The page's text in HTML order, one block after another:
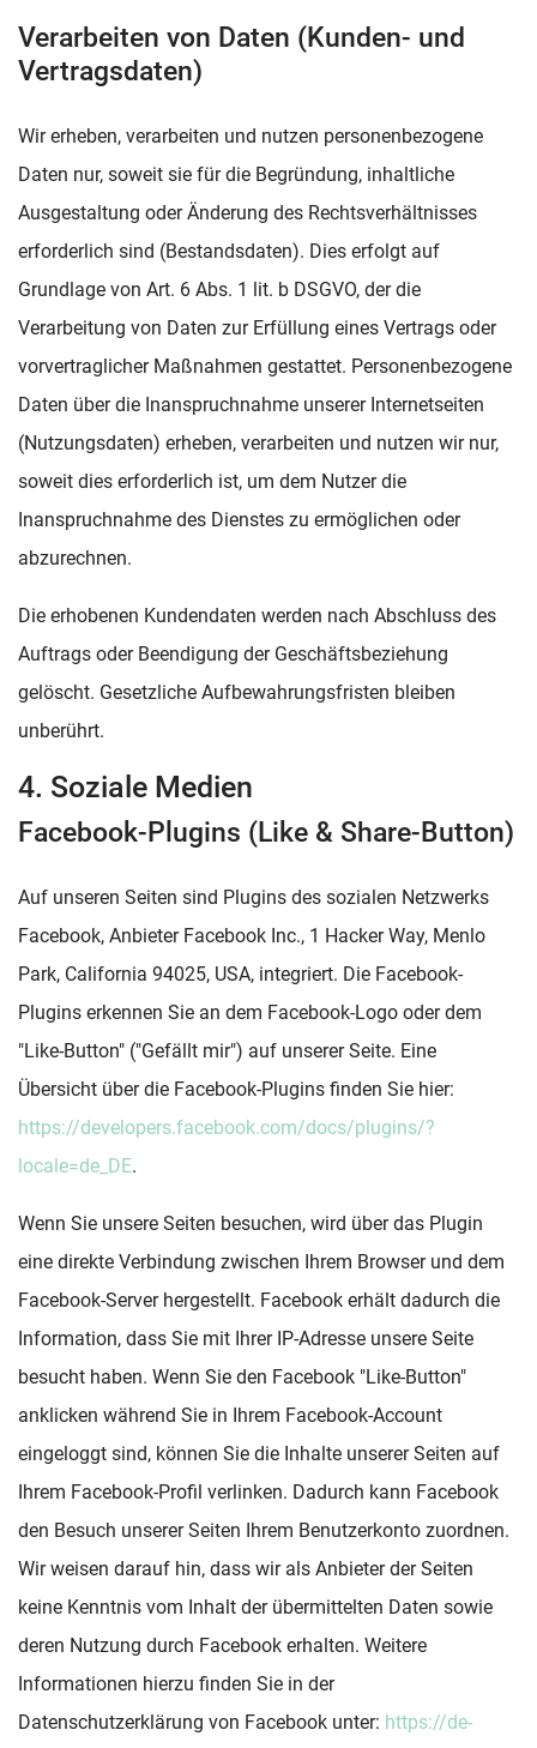
Verarbeiten von Daten (Kunden- und
Vertragsdaten)
Wir erheben, verarbeiten und nutzen personenbezogene
Daten nur, soweit sie für die Begründung, inhaltliche
Ausgestaltung oder Änderung des Rechtsverhältnisses
erforderlich sind (Bestandsdaten). Dies erfolgt auf
Grundlage von Art. 6 Abs. 1 lit. b DSGVO, der die
Verarbeitung von Daten zur Erfüllung eines Vertrags oder
vorvertraglicher Maßnahmen gestattet. Personenbezogene
Daten über die Inanspruchnahme unserer Internetseiten
(Nutzungsdaten) erheben, verarbeiten und nutzen wir nur,
soweit dies erforderlich ist, um dem Nutzer die
Inanspruchnahme des Dienstes zu ermöglichen oder
abzurechnen.
Die erhobenen Kundendaten werden nach Abschluss des
Auftrags oder Beendigung der Geschäftsbeziehung
gelöscht. Gesetzliche Aufbewahrungsfristen bleiben
unberührt.
4. Soziale Medien
Facebook-Plugins (Like & Share-Button)
Auf unseren Seiten sind Plugins des sozialen Netzwerks
Facebook, Anbieter Facebook Inc., 1 Hacker Way, Menlo
Park, California 94025, USA, integriert. Die Facebook-
Plugins erkennen Sie an dem Facebook-Logo oder dem
"Like-Button" ("Gefällt mir") auf unserer Seite. Eine
Übersicht über die Facebook-Plugins finden Sie hier:
https://developers.facebook.com/docs/plugins/?
locale=de_DE.
Wenn Sie unsere Seiten besuchen, wird über das Plugin
eine direkte Verbindung zwischen Ihrem Browser und dem
Facebook-Server hergestellt. Facebook erhält dadurch die
Information, dass Sie mit Ihrer IP-Adresse unsere Seite
besucht haben. Wenn Sie den Facebook "Like-Button"
anklicken während Sie in Ihrem Facebook-Account
eingeloggt sind, können Sie die Inhalte unserer Seiten auf
Ihrem Facebook-Profil verlinken. Dadurch kann Facebook
den Besuch unserer Seiten Ihrem Benutzerkonto zuordnen.
Wir weisen darauf hin, dass wir als Anbieter der Seiten
keine Kenntnis vom Inhalt der übermittelten Daten sowie
deren Nutzung durch Facebook erhalten. Weitere
Informationen hierzu finden Sie in der
Datenschutzerklärung von Facebook unter: https://de-